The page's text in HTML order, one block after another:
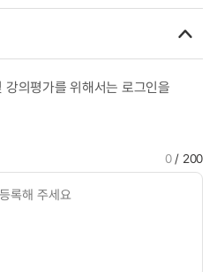
강의평가를 위해서는 로그인을
0/ 200